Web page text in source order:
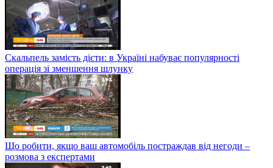
Скальпель замість дієти: в Україні набуває популярності
операція зі зменшення шлунку
Що робити, якщо ваш автомобіль постраждав від негоди –
розмова з експертами